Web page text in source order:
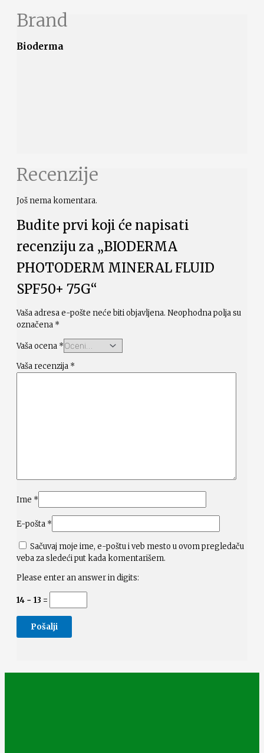
Brand
Bioderma
Recenzije
Još nema komentara.
Budite prvi koji će napisati
recenziju za „BIODERMA
PHOTODERM MINERAL FLUID
SPF50+ 75G“
Vaša adresa e-pošte neće biti objavljena. Neophodna polja su
označena *
Vaša ocena *
Vaša recenzija *
Ime *
E-pošta *
Sačuvaj moje ime, e-poštu i veb mesto u ovom pregledaču
veba za sledeći put kada komentarišem.
Please enter an answer in digits:
14 − 13 =